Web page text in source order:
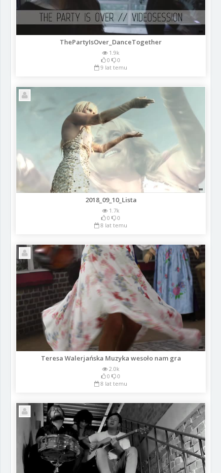
ThePartyIsOver_DanceTogether
1.9k
0
0
9 lat temu
2018_09_10_Lista
1.7k
0
0
8 lat temu
Teresa Walerjańska Muzyka wesoło nam gra
2.0k
0
0
8 lat temu